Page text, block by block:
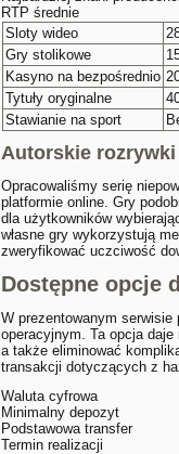
RTP średnie
Sloty wideo
Gry stolikowe
Kasyno na bezpośrednio
Tytuły oryginalne
Stawianie na sport
Autorskie
Opracowaliśmy serię
platformie online. Gry
dla użytkowników
własne gry wykorzystują
zweryfikować uczciwość
Dostępne opcje
W prezentowanym
operacyjnym. Ta opcja
a także eliminować
transakcji dotyczących z
Waluta cyfrowa
Minimalny depozyt
Podstawowa transfer
Termin realizacji